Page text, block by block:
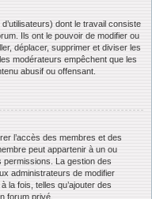
dont le travail consiste
Ils ont le pouvoir de modifier ou
déplacer, supprimer et diviser les
modérateurs empêchent que les
abusif ou offensant.
l’accès des membres et des
peut appartenir à un ou
La gestion des
administrateurs de modifier
la fois, telles qu’ajouter des
forum privé.